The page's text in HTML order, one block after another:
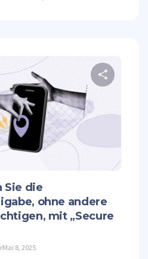
Sie die
ohne andere
mit „Secure
Mai 8, 2025